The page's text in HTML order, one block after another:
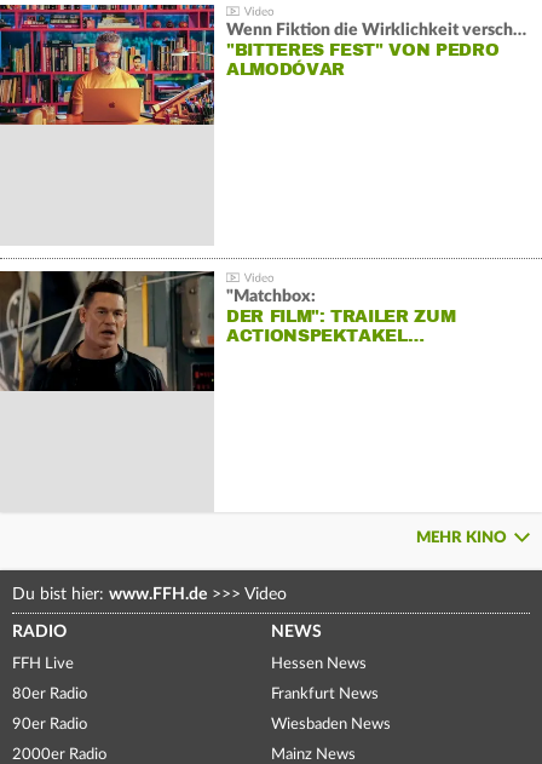
Wenn Fiktion die Wirklichkeit verschiebt:
"BITTERES FEST" VON PEDRO
ALMODÓVAR
"Matchbox:
DER FILM": TRAILER ZUM
ACTIONSPEKTAKEL…
MEHR KINO
Du bist hier: www.FFH.de >>> Video
RADIO
FFH Live
80er Radio
90er Radio
2000er Radio
NEWS
Hessen News
Frankfurt News
Wiesbaden News
Mainz News